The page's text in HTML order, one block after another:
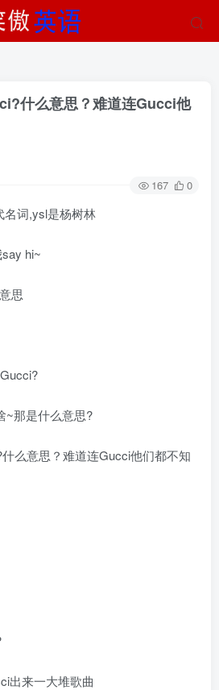
什么意思？难道连Gucci他
167 0
名词,ysl是杨树林
hi~
思
~那是什么意思?
出来一大堆歌曲